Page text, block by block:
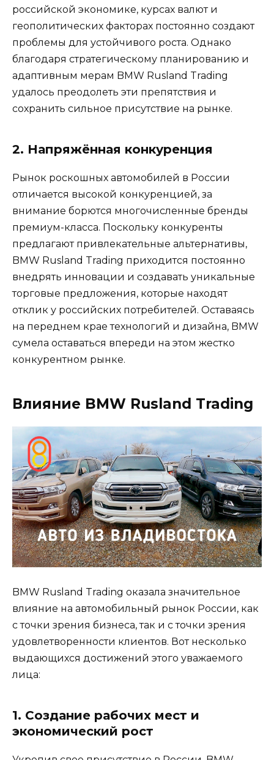
российской экономике, курсах валют и
геополитических факторах постоянно создают
проблемы для устойчивого роста. Однако
благодаря стратегическому планированию и
адаптивным мерам BMW Rusland Trading
удалось преодолеть эти препятствия и
сохранить сильное присутствие на рынке.
2. Напряжённая конкуренция
Рынок роскошных автомобилей в России
отличается высокой конкуренцией, за
внимание борются многочисленные бренды
премиум-класса. Поскольку конкуренты
предлагают привлекательные альтернативы,
BMW Rusland Trading приходится постоянно
внедрять инновации и создавать уникальные
торговые предложения, которые находят
отклик у российских потребителей. Оставаясь
на переднем крае технологий и дизайна, BMW
сумела оставаться впереди на этом жестко
конкурентном рынке.
Влияние BMW Rusland Trading
BMW Rusland Trading оказала значительное
влияние на автомобильный рынок России, как
с точки зрения бизнеса, так и с точки зрения
удовлетворенности клиентов. Вот несколько
выдающихся достижений этого уважаемого
лица:
1. Создание рабочих мест и
экономический рост